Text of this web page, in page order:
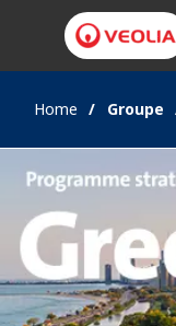
Home Groupe